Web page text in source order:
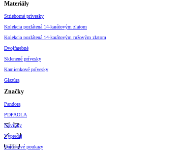
Materiály
Strieborné prívesky
Kolekcia pozlátená 14-karátovým zlatom
Kolekcia pozlátená 14-karátovým ružovým zlatom
Dvojfarebné
Sklenené prívesky
Kamienkové prívesky
Glazúra
Značky
Pandora
PDPAOLA
Novinky
Výpredaj
Darčekové poukazy